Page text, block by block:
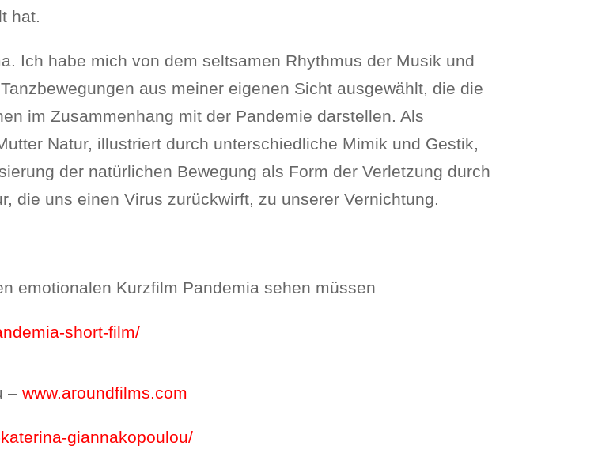
hat.
Ich habe mich von dem seltsamen Rhythmus der Musik und
aus meiner eigenen Sicht ausgewählt, die die
im Zusammenhang mit der Pandemie darstellen. Als
Natur, illustriert durch unterschiedliche Mimik und Gestik,
der natürlichen Bewegung als Form der Verletzung durch
die uns einen Virus zurückwirft, zu unserer Vernichtung.
emotionalen Kurzfilm Pandemia sehen müssen
short-film/
–www.aroundfilms.com
giannakopoulou/